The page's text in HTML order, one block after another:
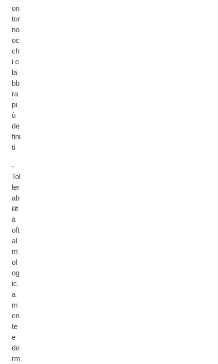
on
tor
no
oc
ch
i e
la
bb
ra
pi
ù
de
fini
ti
-
Tol
ler
ab
ilit
à
oft
al
m
ol
og
ic
a
m
en
te
e
de
rm